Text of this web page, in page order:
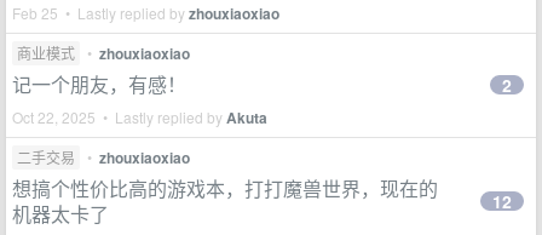
Feb 25 • Lastly replied byzhouxiaoxiao
商业模式 • zhouxiaoxiao
记一个朋友，有感！
Oct 22, 2025 • Lastly replied byAkuta
2
二手交易 • zhouxiaoxiao
想搞个性价比高的游戏本，打打魔兽世界，现在的
机器太卡了
12